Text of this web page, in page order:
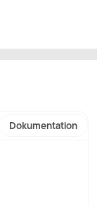
Dokumentation